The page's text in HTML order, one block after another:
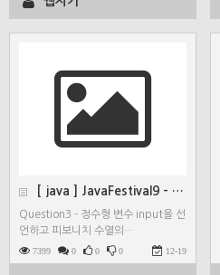
[ java ] JavaFestival9 - Quest…
Question3 - 정수형 변수 input을 선
언하고 피보니치 수열의…
7399 0 0 0 12-19